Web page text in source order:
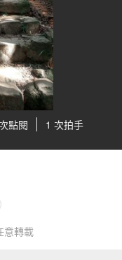
點閱 1 次拍手
意轉載